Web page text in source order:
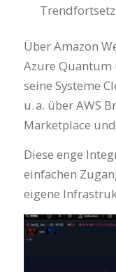
Über Amazon
Azure Quantum
seine Systeme
u. a. über AWS
Marketplace
Diese enge
einfachen
eigene